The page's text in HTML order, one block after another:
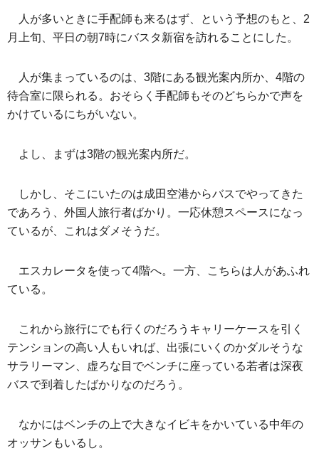
人が多いときに手配師も来るはず、という予想のもと、2
月上旬、平日の朝7時にバスタ新宿を訪れることにした。
人が集まっているのは、3階にある観光案内所か、4階の
待合室に限られる。おそらく手配師もそのどちらかで声を
かけているにちがいない。
よし、まずは3階の観光案内所だ。
しかし、そこにいたのは成田空港からバスでやってきた
であろう、外国人旅行者ばかり。一応休憩スペースになっ
ているが、これはダメそうだ。
エスカレータを使って4階へ。一方、こちらは人があふれ
ている。
これから旅行にでも行くのだろうキャリーケースを引く
テンションの高い人もいれば、出張にいくのかダルそうな
サラリーマン、虚ろな目でベンチに座っている若者は深夜
バスで到着したばかりなのだろう。
なかにはベンチの上で大きなイビキをかいている中年の
オッサンもいるし。